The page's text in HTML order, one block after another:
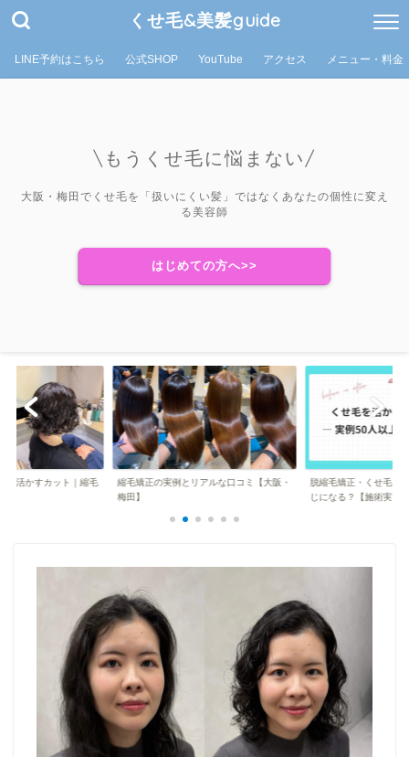
くせ毛&美髪guide
LINE予約はこちら 公式SHOP YouTube アクセス メニュー・料金
\もうくせ毛に悩まない/
大阪・梅田でくせ毛を「扱いにくい髪」ではなくあなたの個性に変え
る美容師
はじめての方へ>>
を活かすカット｜縮毛
縮毛矯正の実例とリアルな口コミ【大阪・
梅田】
脱縮毛矯正・くせ毛を
じになる？【施術実...